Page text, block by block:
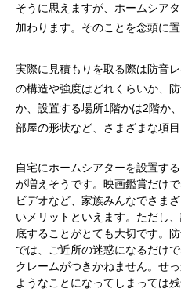
そうに思えますが、ホームシア
加わります。そのことを念頭に置
実際に見積もりを取る際は防音
の構造や強度はどれくらいか、
か、設置する場所1階かは2階か
部屋の形状など、さまざまな項
自宅にホームシアターを設置す
が増えそうです。映画鑑賞だけ
ビデオなど、家族みんなでさま
いメリットといえます。ただし
底することがとても大切です。
では、ご近所の迷惑になるだけ
クレームがつきかねません。せ
ようなことになってしまっては残